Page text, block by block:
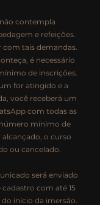
contempla
e refeições.
com tais demandas.
é necessário
de inscrições.
for atingido e a
você receberá um
com todas as
mínimo de
o curso
ou cancelado.
será enviado
com até 15
início da imersão.